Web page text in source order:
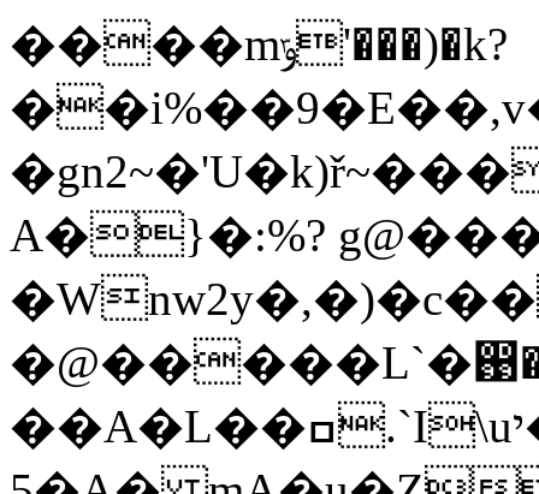
����mݹ'���)�k?
A�}�:%?
��A�L��ߛ.`I\uי�o���#�L_q